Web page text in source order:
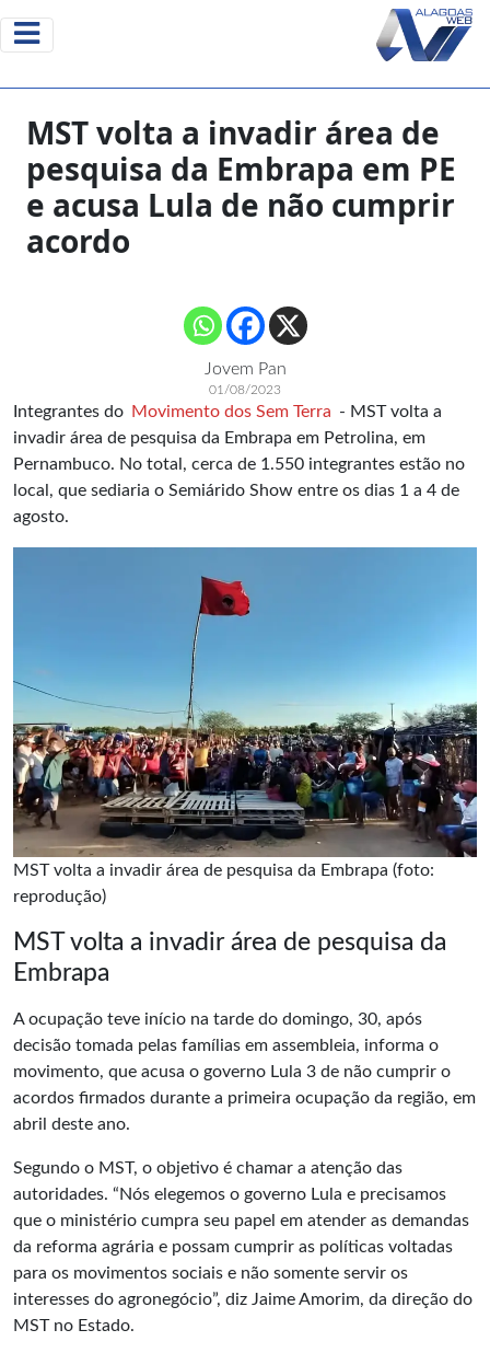
MST volta a invadir área de
pesquisa da Embrapa em PE
e acusa Lula de não cumprir
acordo
Jovem Pan
01/08/2023
Integrantes do Movimento dos Sem Terra - MST volta a
invadir área de pesquisa da Embrapa em Petrolina, em
Pernambuco. No total, cerca de 1.550 integrantes estão no
local, que sediaria o Semiárido Show entre os dias 1 a 4 de
agosto.
MST volta a invadir área de pesquisa da Embrapa (foto:
reprodução)
MST volta a invadir área de pesquisa da
Embrapa
A ocupação teve início na tarde do domingo, 30, após
decisão tomada pelas famílias em assembleia, informa o
movimento, que acusa o governo Lula 3 de não cumprir o
acordos firmados durante a primeira ocupação da região, em
abril deste ano.
Segundo o MST, o objetivo é chamar a atenção das
autoridades. “Nós elegemos o governo Lula e precisamos
que o ministério cumpra seu papel em atender as demandas
da reforma agrária e possam cumprir as políticas voltadas
para os movimentos sociais e não somente servir os
interesses do agronegócio”, diz Jaime Amorim, da direção do
MST no Estado.